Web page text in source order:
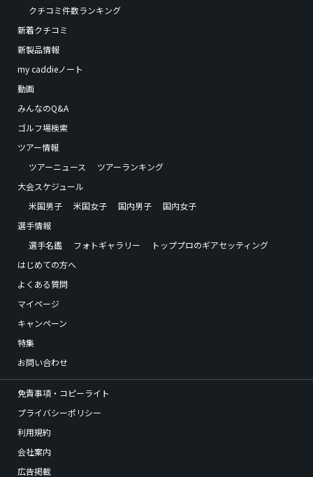
クチコミ件数ランキング
新着クチコミ
新製品情報
my caddieノート
動画
みんなのQ&A
ゴルフ場検索
ツアー情報
ツアーニュース
ツアーランキング
大会スケジュール
米国男子
米国女子 国内男子
国内女子
選手情報
選手名鑑
フォトギャラリー
トッププロのギアセッティング
はじめての方へ
よくある質問
マイページ
キャンペーン
特集
お問い合わせ
免責事項・コピーライト
プライバシーポリシー
利用規約
会社案内
広告掲載